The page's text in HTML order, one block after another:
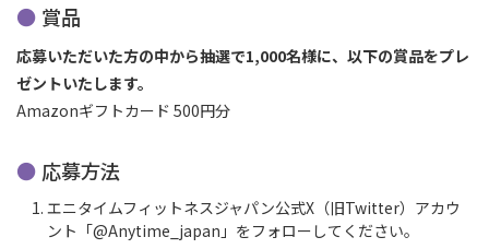
賞品
応募いただいた方の中から抽選で1,000名様に、以下の賞品をプレ
ゼントいたします。
Amazonギフトカード 500円分
応募方法
エニタイムフィットネスジャパン公式X（旧Twitter）アカウ
ント「@Anytime_japan」をフォローしてください。